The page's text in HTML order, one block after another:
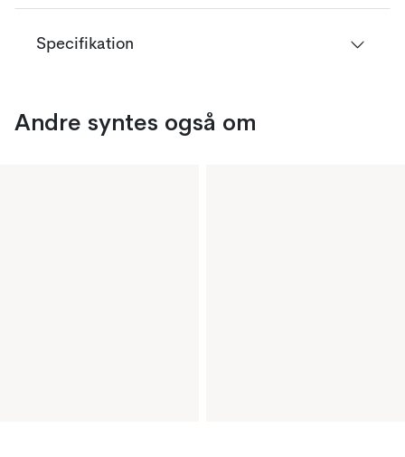
Specifikation
Andre syntes også om